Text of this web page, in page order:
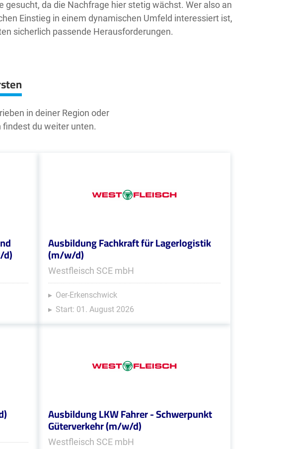
gesucht, da die Nachfrage hier stetig wächst. Wer also an
Einstieg in einem dynamischen Umfeld interessiert ist,
sicherlich passende Herausforderungen.
in deiner Region oder
du weiter unten.
Ausbildung Fachkraft für Lagerlogistik
(m/w/d)
Westfleisch SCE mbH
Oer-Erkenschwick
Start: 01. August 2026
Ausbildung LKW Fahrer - Schwerpunkt
Güterverkehr (m/w/d)
Westfleisch SCE mbH